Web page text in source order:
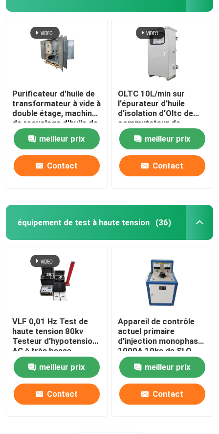
Purificateur d'huile de
transformateur à vide à
double étage, machine
de recyclage d'huile de
transformateur
meilleur prix
Contact
OLTC 10L/min sur
l'épurateur d'huile
d'isolation d'Oltc de
commutateur de
robinet de charge
meilleur prix
Contact
équipement de test à haute tension (36)
VLF 0,01 Hz Test de
haute tension 80kv
Testeur d'hypotension
AC à très basse
fréquence
meilleur prix
Contact
Appareil de contrôle
actuel primaire
d'injection monophasé
1000A 10ka de SLQ
meilleur prix
Contact